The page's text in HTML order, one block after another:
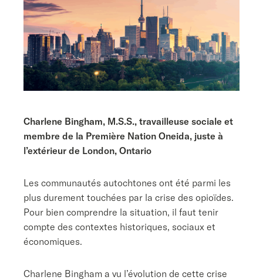
Charlene Bingham, M.S.S., travailleuse sociale et
membre de la Première Nation Oneida, juste à
l’extérieur de London, Ontario
Les communautés autochtones ont été parmi les
plus durement touchées par la crise des opioïdes.
Pour bien comprendre la situation, il faut tenir
compte des contextes historiques, sociaux et
économiques.
Charlene Bingham a vu l’évolution de cette crise